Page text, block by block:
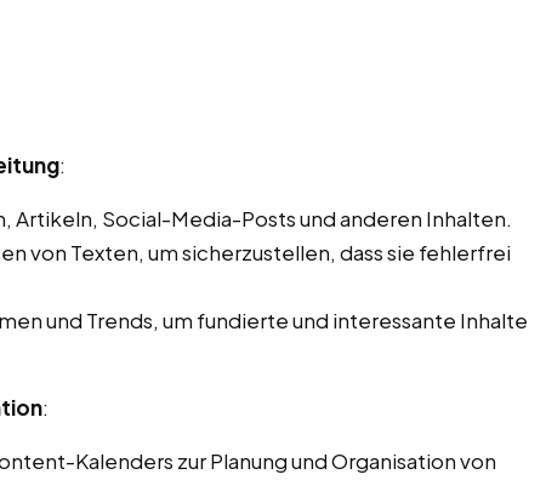
:
Artikeln, Social-Media-Posts und anderen Inhalten.
von Texten, um sicherzustellen, dass sie fehlerfrei
und Trends, um fundierte und interessante Inhalte
:
Kalenders zur Planung und Organisation von